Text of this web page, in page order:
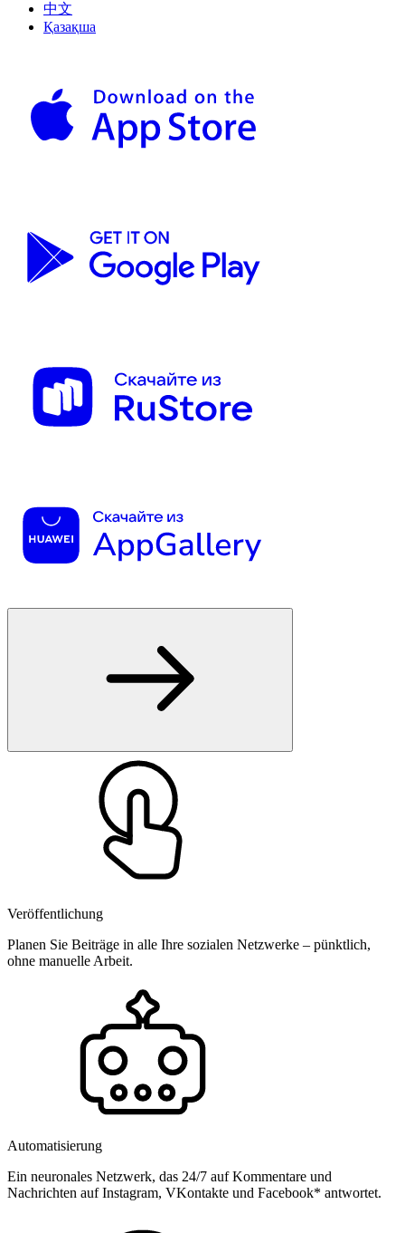
中文
Қазақша
Veröffentlichung
Planen Sie Beiträge in alle Ihre sozialen Netzwerke – pünktlich,
ohne manuelle Arbeit.
Automatisierung
Ein neuronales Netzwerk, das 24/7 auf Kommentare und
Nachrichten auf Instagram, VKontakte und Facebook* antwortet.